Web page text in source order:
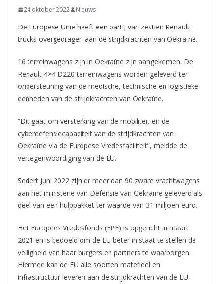
24 oktober 2022 Nieuws
De Europese Unie heeft een partij van zestien Renault
trucks overgedragen aan de strijdkrachten van Oekraïne.
16 terreinwagens zijn in Oekraïne zijn aangekomen. De
Renault 4×4 D220 terreinwagens worden geleverd ter
ondersteuning van de medische, technische en logistieke
eenheden van de strijdkrachten van Oekraïne.
“Dit gaat om versterking van de mobiliteit en de
cyberdefensiecapaciteit van de strijdkrachten van
Oekraïne via de Europese Vredesfaciliteit”, meldde de
vertegenwoordiging van de EU.
Sedert Juni 2022 zijn er meer dan 90 zware vrachtwagens
aan het ministerie van Defensie van Oekraïne geleverd als
deel van een hulppakket ter waarde van 31 miljoen euro.
Het Europees Vredesfonds (EPF) is opgericht in maart
2021 en is bedoeld om de EU beter in staat te stellen de
veiligheid van haar burgers en partners te waarborgen.
Hiermee kan de EU alle soorten materieel en
infrastructuur leveren aan de strijdkrachten van de EU-